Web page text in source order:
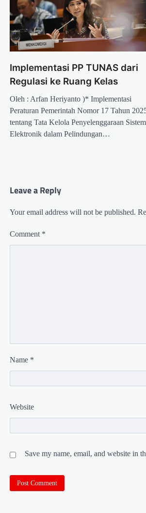
Implementasi PP TUNAS dari
Regulasi ke Ruang Kelas
Oleh : Arfan Heriyanto )* Implementasi
Peraturan Pemerintah Nomor 17 Tahun
tentang Tata Kelola Penyelenggaraan Sistem
Elektronik dalam Pelindungan…
Leave a Reply
Your email address will not be published.
Comment *
Name *
Website
Save my name, email, and website in